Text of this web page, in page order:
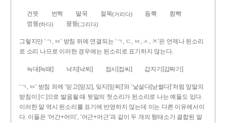
건뜻 번쩍 딸꾹 절뚝(거리다) 듬뿍
함빡
껑뚱(하다) 뭉뚱(그리다)
그렇지만 ‘ㄱ, ㅂ’ 받침 뒤에 연결되는 ‘ㄱ, ㄷ, ㅂ, ㅅ, ㅈ’은 언제나 된소리
로 소리 나므로 이러한 경우에는 된소리로 표기하지 않는다.
늑대[늑때] 낙지[낙찌] 접시[접씨] 갑자기[갑짜기]
‘ㄱ, ㅂ’ 받침 외에 ‘믿고[믿꼬], 잊지[읻찌]’와 ‘낯설다[낟썰다]’처럼 앞말의
받침이 [ㄷ]으로 발음될 때 뒷말의 첫소리가 된소리로 나는 예들도 있다.
이러한 말 역시 된소리를 표기에 반영하지 않는데 이는 다른 이유에서이
다. 이들은 ‘어간+어미’, ‘어근+어근’과 같이 두 개의 형태소가 결합된 말